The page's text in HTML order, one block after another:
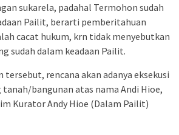
sukarela, padahal Termohon sudah
Pailit, berarti pemberitahuan
cacat hukum, krn tidak menyebutkan
sudah dalam keadaan Pailit.
rencana akan adanya eksekusi
bangunan atas nama Andi Hioe,
Kurator Andy Hioe (Dalam Pailit)